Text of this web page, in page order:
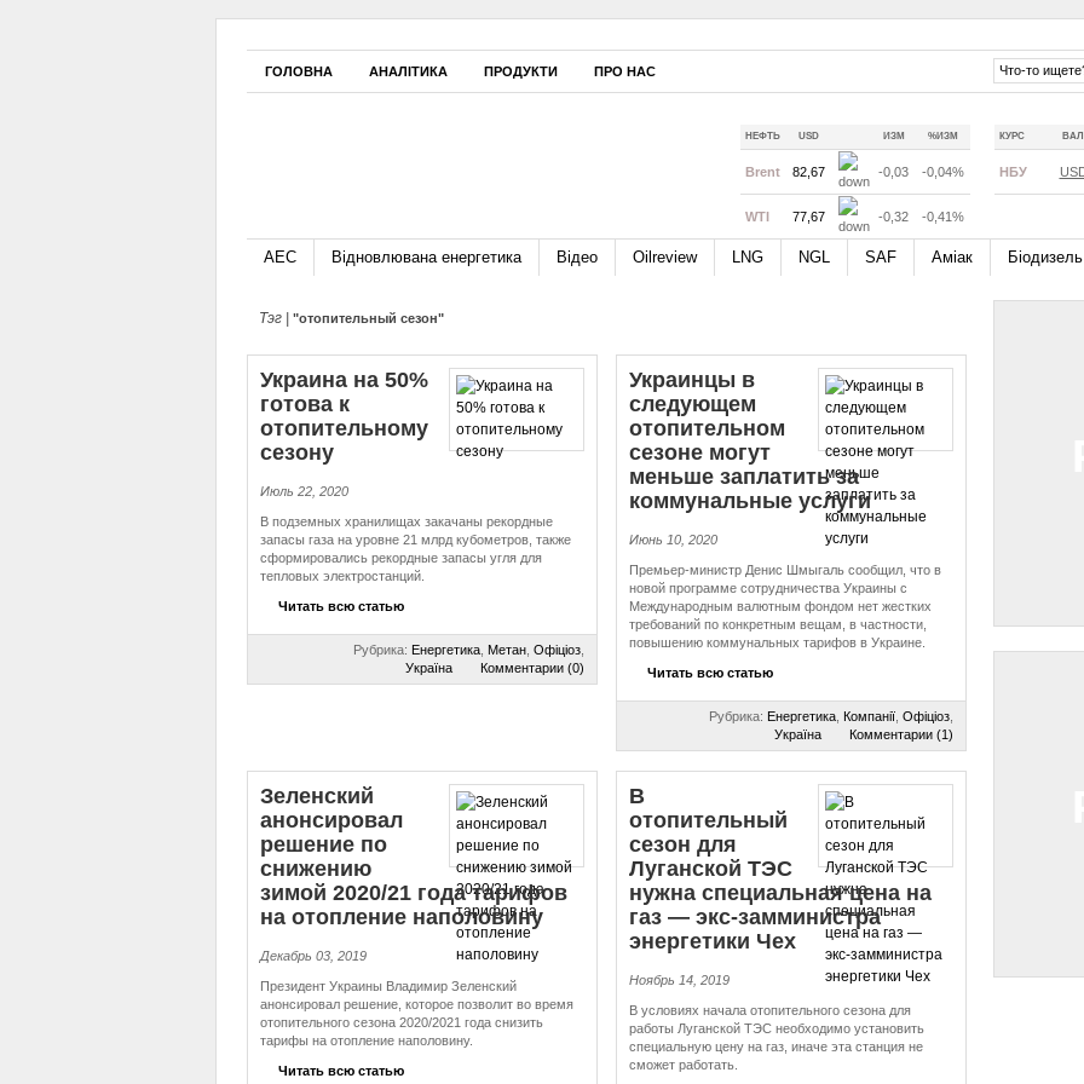
ГОЛОВНА АНАЛІТИКА ПРОДУКТИ ПРО НАС
КУРС ВАЛ
НБУ
НЕФТЬ USD ИЗМ %ИЗМ
Brent 82,67 -0,03 -0,04%
WTI 77,67 -0,32 -0,41%
АЕС Відновлювана енергетика Відео Oilreview LNG NGL SAF Аміак Біодизель
Тэг | "отопительный сезон"
Украина на 50%
готова к
отопительному
сезону
Июль 22, 2020
В подземных хранилищах закачаны рекордные
запасы газа на уровне 21 млрд кубометров, также
сформировались рекордные запасы угля для
тепловых электростанций.
Читать всю статью
Рубрика: Енергетика, Метан, Офіціоз,
Україна
Комментарии (0)
Украинцы в
следующем
отопительном
сезоне могут
меньше заплатить за
коммунальные услуги
Июнь 10, 2020
Премьер-министр Денис Шмыгаль сообщил, что в
новой программе сотрудничества Украины с
Международным валютным фондом нет жестких
требований по конкретным вещам, в частности,
повышению коммунальных тарифов в Украине.
Читать всю статью
Рубрика: Енергетика, Компанії, Офіціоз,
Україна
Комментарии (1)
Зеленский
анонсировал
решение по
снижению
зимой 2020/21 года тарифов
на отопление наполовину
Декабрь 03, 2019
Президент Украины Владимир Зеленский
анонсировал решение, которое позволит во время
отопительного сезона 2020/2021 года снизить
тарифы на отопление наполовину.
Читать всю статью
В
отопительный
сезон для
Луганской ТЭС
нужна специальная цена на
газ — экс-замминистра
энергетики Чех
Ноябрь 14, 2019
В условиях начала отопительного сезона для
работы Луганской ТЭС необходимо установить
специальную цену на газ, иначе эта станция не
сможет работать.